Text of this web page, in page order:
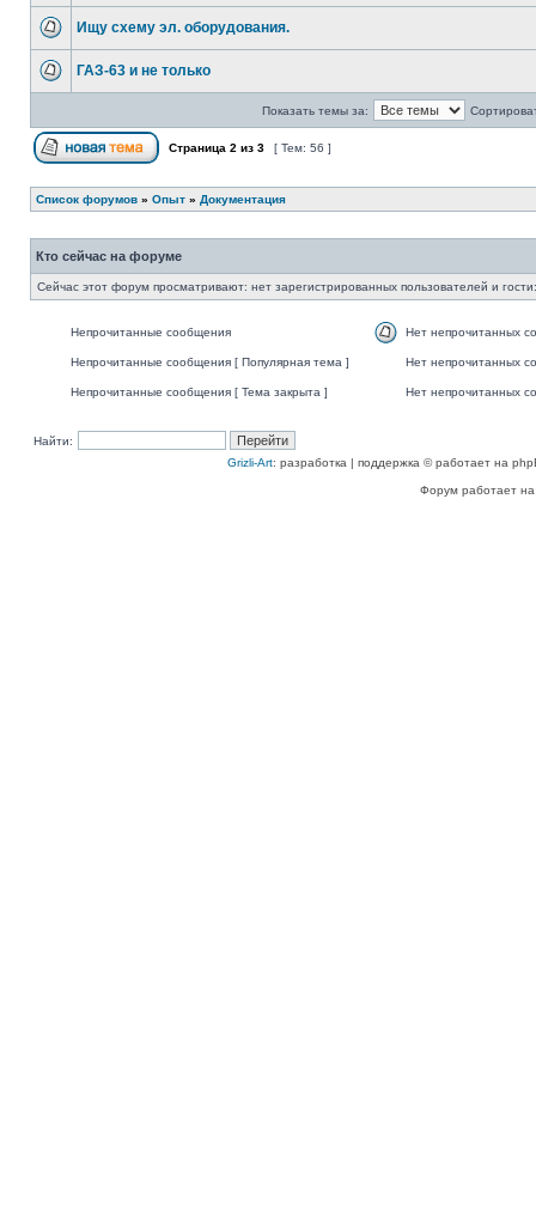
Ищу схему эл. оборудования.
ГАЗ-63 и не только
Показать темы за:
Страница 2 из 3 [ Тем: 56 ]
Список форумов » Опыт » Документация
Кто сейчас на форуме
Сейчас этот форум просматривают: нет зарегистрированных пользователей и
Непрочитанные сообщения Нет непрочитанных
Непрочитанные сообщения [ Популярная тема ] Нет непрочитанных
Непрочитанные сообщения [ Тема закрыта ] Нет непрочитанных
Найти:
Grizli-Art: разработка | поддержка © работает на
Форум работает